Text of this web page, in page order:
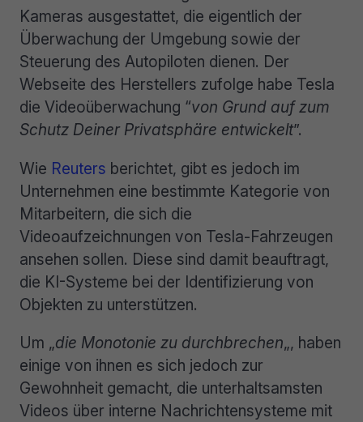
Kameras ausgestattet, die eigentlich der
Überwachung der Umgebung sowie der
Steuerung des Autopiloten dienen. Der
Webseite des Herstellers zufolge habe Tesla
die Videoüberwachung “von Grund auf zum
Schutz Deiner Privatsphäre entwickelt”.
Wie Reuters berichtet, gibt es jedoch im
Unternehmen eine bestimmte Kategorie von
Mitarbeitern, die sich die
Videoaufzeichnungen von Tesla-Fahrzeugen
ansehen sollen. Diese sind damit beauftragt,
die KI-Systeme bei der Identifizierung von
Objekten zu unterstützen.
Um „die Monotonie zu durchbrechen„, haben
einige von ihnen es sich jedoch zur
Gewohnheit gemacht, die unterhaltsamsten
Videos über interne Nachrichtensysteme mit